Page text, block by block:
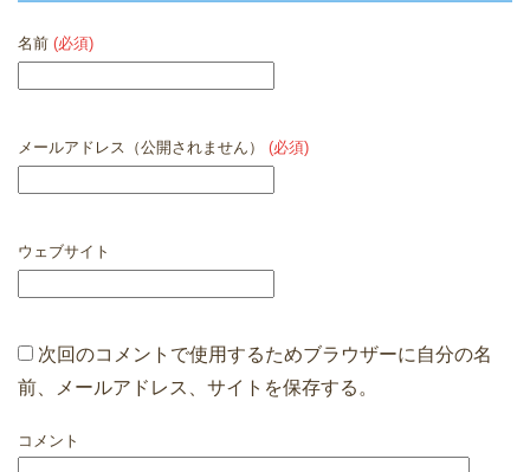
名前 (必須)
メールアドレス（公開されません） (必須)
ウェブサイト
次回のコメントで使用するためブラウザーに自分の名
前、メールアドレス、サイトを保存する。
コメント